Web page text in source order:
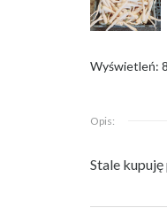
Wyświetleń:
Opis:
Stale